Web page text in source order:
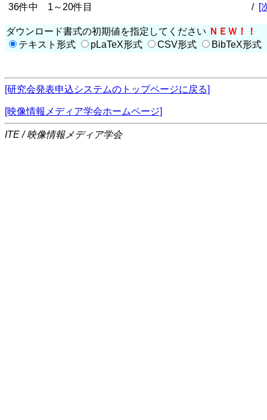
36件中 1～20件目 / [
ダウンロード書式の初期値を指定してください ＮＥＷ！！
テキスト形式
pLaTeX形式 CSV形式 BibTeX形式
[研究会発表申込システムのトップページに戻る]
[映像情報メディア学会ホームページ]
ITE / 映像情報メディア学会